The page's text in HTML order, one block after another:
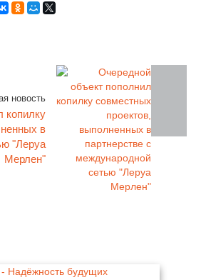
новость
копилку
в
"Леруа
Мерлен"